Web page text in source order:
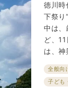
徳川時
下祭り
中は、
ど、
は、神
全般向
子ども